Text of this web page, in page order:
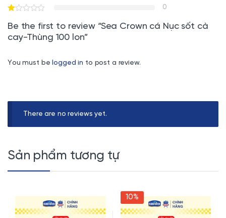
0
Be the first to review “Sea Crown cá Nục sốt cà
cay-Thùng 100 lon”
You must belogged in to post a review.
There are no reviews yet.
Sản phẩm tương tự
10%